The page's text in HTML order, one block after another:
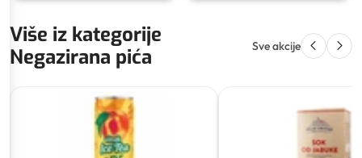
Više iz kategorije
Negazirana pića
Sve akcije